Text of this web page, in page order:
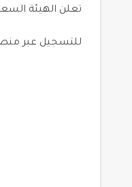
تعلن الهيئة
للتسجيل عبر